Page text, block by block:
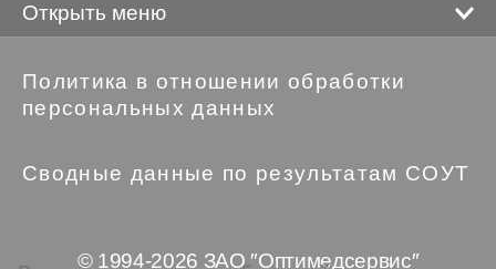
Открыть меню
Политика в отношении обработки
персональных данных
Сводные данные по результатам СОУТ
© 1994-2026 ЗАО ″Оптимедсервис″